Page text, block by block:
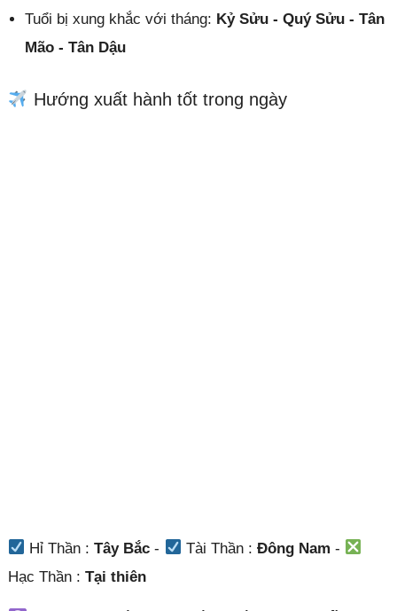
Tuổi bị xung khắc với tháng: Kỷ Sửu - Quý Sửu - Tân
Mão - Tân Dậu
Hướng xuất hành tốt trong ngày
Hỉ Thần :Tây Bắc - Tài Thần : Đông Nam -
Hạc Thần : Tại thiên